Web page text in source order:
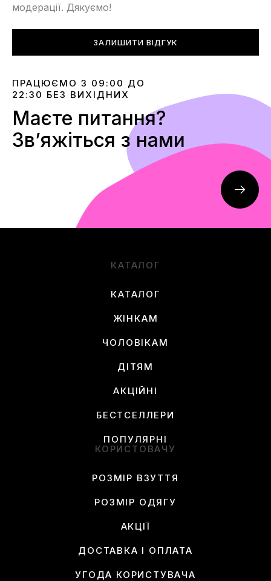
модерації. Дякуємо!
ЗАЛИШИТИ ВІДГУК
ПРАЦЮЄМО З 09:00 ДО
22:30 БЕЗ ВИХІДНИХ
Маєте питання?
Звʼяжіться з нами
КАТАЛОГ
КАТАЛОГ
ЖІНКАМ
ЧОЛОВІКАМ
ДІТЯМ
АКЦІЙНІ
БЕСТСЕЛЛЕРИ
ПОПУЛЯРНІ
КОРИСТОВАЧУ
РОЗМІР ВЗУТТЯ
РОЗМІР ОДЯГУ
АКЦІЇ
ДОСТАВКА І ОПЛАТА
УГОДА КОРИСТУВАЧА